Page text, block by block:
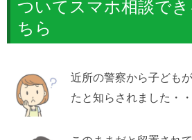
ついてスマホ相談でき
ちら
近所の警察から子ども
たと知らされました・・